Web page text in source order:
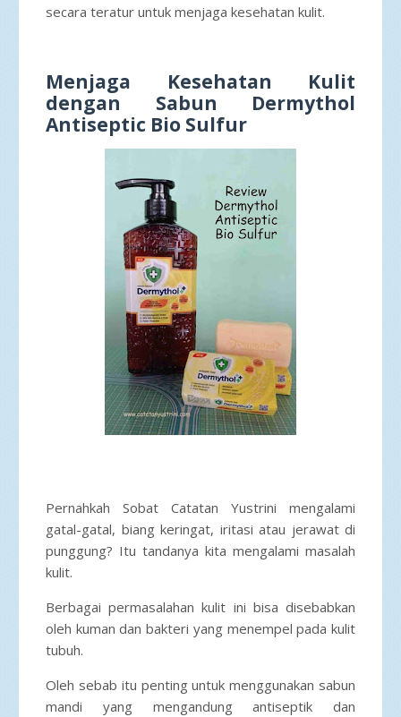
secara teratur untuk menjaga kesehatan kulit.
Menjaga Kesehatan Kulit
dengan Sabun Dermythol
Antiseptic Bio Sulfur
Pernahkah Sobat Catatan Yustrini mengalami
gatal-gatal, biang keringat, iritasi atau jerawat di
punggung? Itu tandanya kita mengalami masalah
kulit.
Berbagai permasalahan kulit ini bisa disebabkan
oleh kuman dan bakteri yang menempel pada kulit
tubuh.
Oleh sebab itu penting untuk menggunakan sabun
mandi yang mengandung antiseptik dan